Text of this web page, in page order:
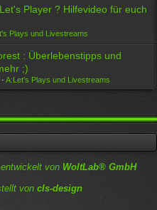
Player ? Hilfevideo für euch
Plays und Livestreams
: Überlebenstipps und
;)
-A:Let's Plays und Livestreams
von WoltLab® GmbH
von cls-design